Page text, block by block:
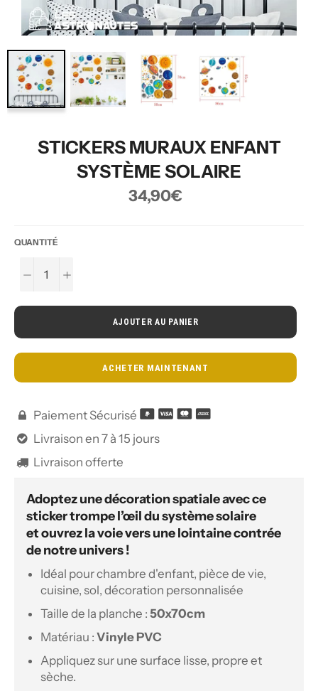
STICKERS MURAUX ENFANT
SYSTÈME SOLAIRE
Prix
régulier
34,90€
QUANTITÉ
− +
AJOUTER AU PANIER
ACHETER MAINTENANT
 Paiement Sécurisé
 Livraison en 7 à 15 jours
 Livraison offerte
Adoptez une décoration spatiale avec ce
sticker trompe l’œil du système solaire
et ouvrez la voie vers une lointaine contrée
de notre univers !
Idéal pour chambre d'enfant, pièce de vie,
cuisine, sol, décoration personnalisée
Taille de la planche : 50x70cm
Matériau : Vinyle PVC
Appliquez sur une surface lisse, propre et
sèche.